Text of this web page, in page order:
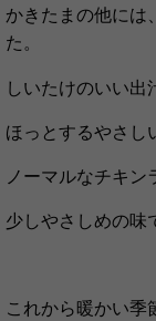
かきたまの他には
た。
しいたけのいい出
ほっとするやさし
ノーマルなチキン
少しやさしめの
これから暖かい季